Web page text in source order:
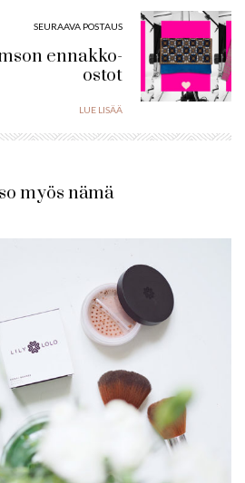
SEURAAVA POSTAUS
ennakko-
ostot
LUE LISÄÄ
myös nämä